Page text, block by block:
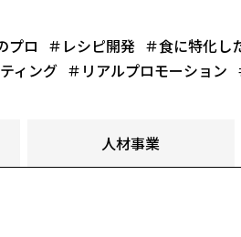
プロ ＃レシピ開発 ＃食に特化し
ィング ＃リアルプロモーション
人材事業